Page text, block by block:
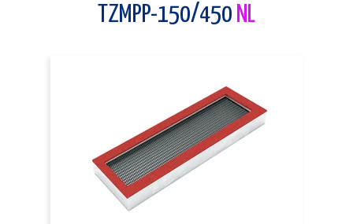
TZMPP-150/450 NL